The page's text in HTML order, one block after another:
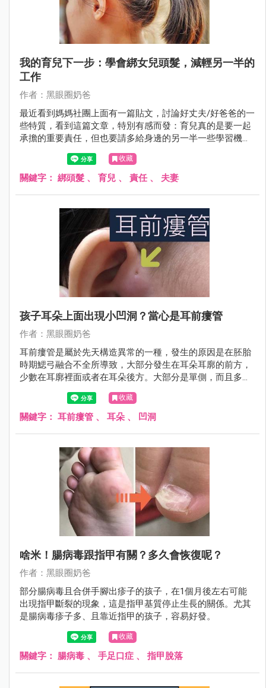
我的育兒下一步：學會綁女兒頭髮，減輕另一半的
工作
作者：黑眼圈奶爸
最近看到媽媽社團上面有一篇貼文，討論好丈夫/好爸爸的一
些特質，看到這篇文章，特別有感而發：育兒真的是要一起
承擔的重要責任，但也要請多給身邊的另一半一些學習機
會，雖然剛開始可能做得不夠好，但是多給機會另一半成
長，總是慢慢會看到成果的。
收藏
關鍵字： 綁頭髮 、 育兒 、 責任 、 夫妻
孩子耳朵上面出現小凹洞？當心是耳前瘻管
作者：黑眼圈奶爸
耳前瘻管是屬於先天構造異常的一種，發生的原因是在胚胎
時期鰓弓融合不全所導致，大部分發生在耳朵耳廓的前方，
少數在耳廓裡面或者在耳朵後方。大部分是單側，而且多發
收藏
關鍵字： 耳前瘻管 、 耳朵 、 凹洞
啥米！腸病毒跟指甲有關？多久會恢復呢？
作者：黑眼圈奶爸
部分腸病毒且合併手腳出疹子的孩子，在1個月後左右可能
出現指甲斷裂的現象，這是指甲基質停止生長的關係。尤其
是腸病毒疹子多、且靠近指甲的孩子，容易好發。
收藏
關鍵字： 腸病毒 、 手足口症 、 指甲脫落